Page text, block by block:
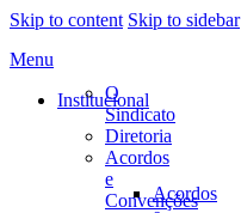
Skip to content Skip to sidebar
Menu
Institucional
O
Sindicato
Diretoria
Acordos
e
Convenções
Acordos